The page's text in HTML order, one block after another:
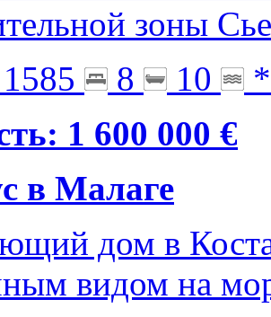
зоны
1585 8 10
*
1 600 000 €
в Малаге
дом в
видом на